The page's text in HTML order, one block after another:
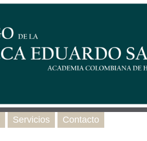
Servicios Contacto